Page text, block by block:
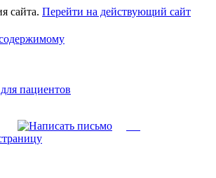
сайта. Перейти на действующий сайт
пациентов